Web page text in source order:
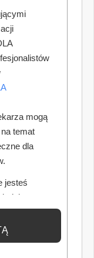
mogą
temat
dla
jesteś